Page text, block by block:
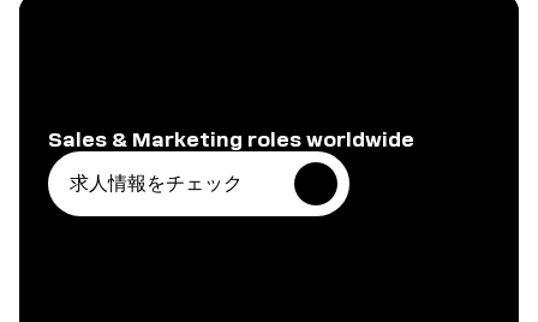
Sales & Marketing roles worldwide
求人情報をチェック